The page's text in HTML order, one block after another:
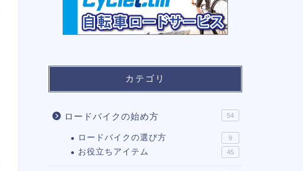
カテゴリ
ロードバイクの始め方 54
ロードバイクの選び方 9
お役立ちアイテム 45